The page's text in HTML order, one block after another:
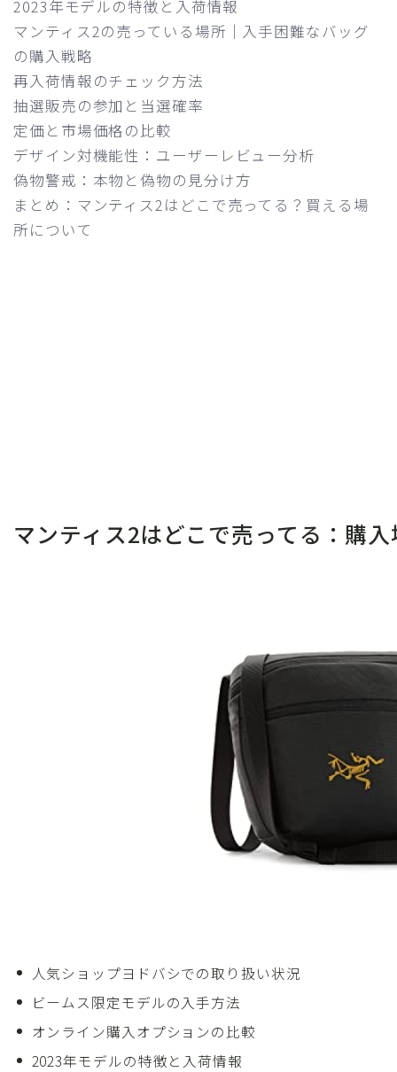
2023年モデルの特徴と入荷情報
マンティス2の売っている場所｜入手困難なバッグ
の購入戦略
再入荷情報のチェック方法
抽選販売の参加と当選確率
定価と市場価格の比較
デザイン対機能性：ユーザーレビュー分析
偽物警戒：本物と偽物の見分け方
まとめ：マンティス2はどこで売ってる？買える場
所について
マンティス2はどこで売ってる：購
人気ショップヨドバシでの取り扱い状況
ビームス限定モデルの入手方法
オンライン購入オプションの比較
2023年モデルの特徴と入荷情報